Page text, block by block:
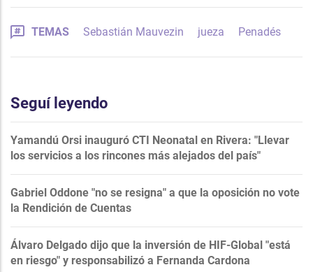
TEMAS Sebastián Mauvezin jueza Penadés
Seguí leyendo
Yamandú Orsi inauguró CTI Neonatal en Rivera: "Llevar
los servicios a los rincones más alejados del país"
Gabriel Oddone "no se resigna" a que la oposición no vote
la Rendición de Cuentas
Álvaro Delgado dijo que la inversión de HIF-Global "está
en riesgo" y responsabilizó a Fernanda Cardona